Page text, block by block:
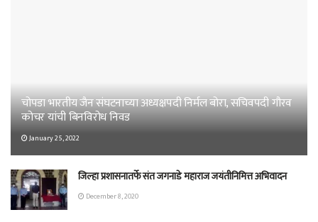
चोपडा भारतीय जैन संघटनाच्या अध्यक्षपदी निर्मल बोरा, सचिवपदी गौरव
कोचर यांची बिनविरोध निवड
January 25, 2022
जिल्हा प्रशासनातर्फे संत जगनाडे महाराज जयंतीनिमित्त अभिवादन
December 8, 2020